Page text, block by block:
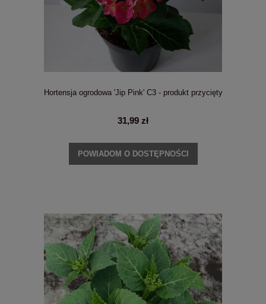
Hortensja ogrodowa 'Jip Pink' C3 - produkt przycięty
31,99 zł
POWIADOM O DOSTĘPNOŚCI